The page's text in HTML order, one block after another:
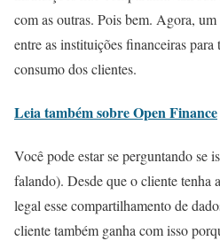
com as outras. Pois bem. Agora,
entre as instituições financeiras para
consumo dos clientes.
Leia também sobre Open Finance
Você pode estar se perguntando se
falando). Desde que o cliente tenha
legal esse compartilhamento de
cliente também ganha com isso